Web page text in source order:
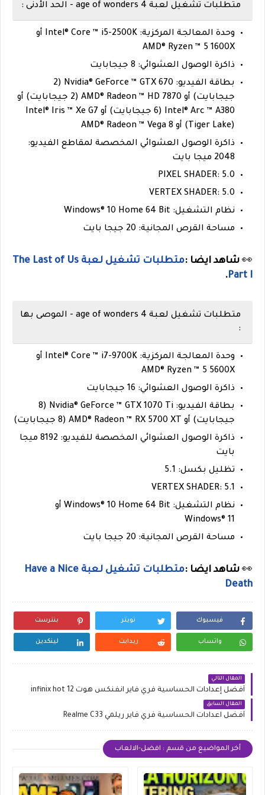
متطلبات تشغيل لعبة age of wonders 4 - الحد الأدنى :
وحدة المعالجة المركزية: Intel® Core ™ i5-2500K أو
AMD® Ryzen ™ 5 1600X
ذاكرة الوصول العشوائي: 8 جيجابايت
بطاقة الفيديو: Nvidia® GeForce ™ GTX 670 (2
جيجابايت) أو AMD® Radeon ™ HD 7870 (2 جيجابايت) أو
Intel® Arc ™ A380 (6 جيجابايت) أو Intel® Iris ™ Xe G7
(Tiger Lake) أو AMD® Radeon ™ Vega 8
ذاكرة الوصول العشوائي المخصصة لمقاطع الفيديو:
2048 ميجا بايت
PIXEL SHADER: 5.0
VERTEX SHADER: 5.0
نظام التشغيل: Windows® 10 Home 64 Bit
مساحة القرص المجانية: 20 جيجا بايت
👀 شاهد ايضا :
متطلبات تشغيل لعبة The Last of Us
Part I
.
متطلبات تشغيل لعبة age of wonders 4 - الموصى بها
:
وحدة المعالجة المركزية: Intel® Core ™ i7-9700K أو
AMD® Ryzen ™ 5 5600X
ذاكرة الوصول العشوائي: 16 جيجابايت
بطاقة الفيديو: Nvidia® GeForce ™ GTX 1070 Ti (8
جيجابايت) أو AMD® Radeon ™ RX 5700 XT (8 جيجابايت)
ذاكرة الوصول العشوائي المخصصة للفيديو: 8192 ميجا
بايت
تظليل بكسل: 5.1
VERTEX SHADER: 5.1
نظام التشغيل: Windows® 10 Home 64 Bit أو
Windows® 11
مساحة القرص المجانية: 20 جيجا بايت
👀 شاهد ايضا :
متطلبات تشغيل لعبة Have a Nice
Death
فيسبوك تويتر بنترست
واتساب ريدايت لينكدين
المقال التالي
أفضل إعدادات الحساسية فري فاير انفنكس هوت infinix hot 12
المقال السابق
أفضل اعدادات الحساسية فري فاير ريلمي Realme C33
أخر المواضيع من قسم : افضل-الالعاب